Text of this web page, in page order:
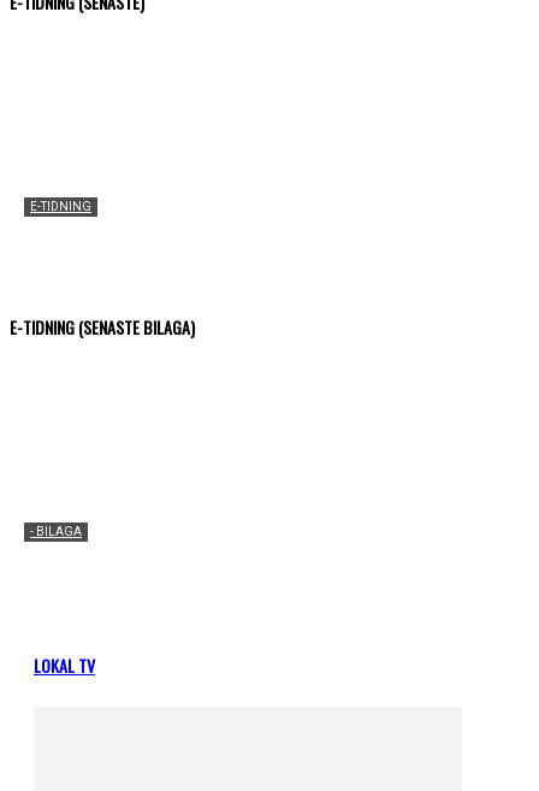
E-TIDNING
E-TIDNING (SENASTE BILAGA)
- BILAGA
LOKAL TV